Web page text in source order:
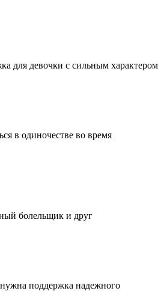
для девочки с сильным характером
в одиночестве во время
болельщик и друг
поддержка надежного